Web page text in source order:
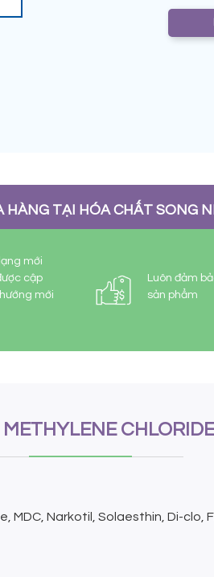
HÀNG TẠI HÓA CHẤT SONG
mới
cập
mới
Luôn đảm
sản phẩm
Narkotil, Solaesthin, Di-clo,